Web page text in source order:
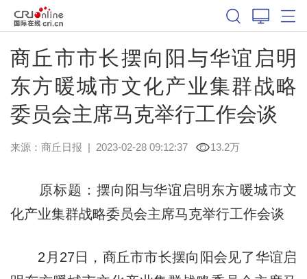
商丘市市长摆向阳与华谊启明
东方暖城市文化产业集群战略
委员会主席马克举行工作会谈
来源： 商丘日报 | 2023-02-28 09:12:37 13.2万
原标题：摆向阳与华谊启明东方暖城市文
化产业集群战略委员会主席马克举行工作会谈
2月27日，商丘市市长摆向阳会见了华谊启